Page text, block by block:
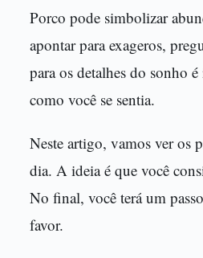
Porco pode simbolizar
apontar para exageros,
para os detalhes do sonho
como você se sentia.
Neste artigo, vamos ver os
dia. A ideia é que você
No final, você terá um
favor.